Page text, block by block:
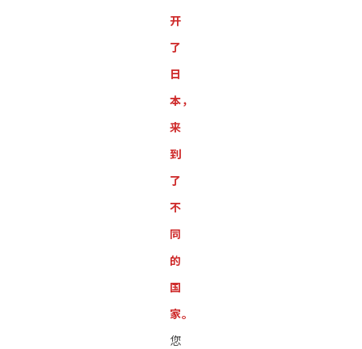
开
了
日
本，
来
到
了
不
同
的
国
家。
您